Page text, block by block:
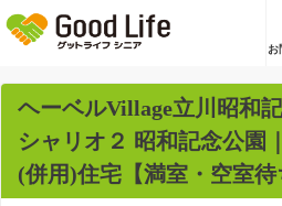
お
ヘーベルVillage立川昭和
シャリオ２ 昭和記念公園
(併用)住宅【満室・空室待